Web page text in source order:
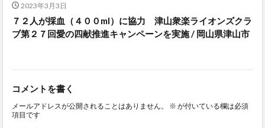
2023年3月3日
７２人が採血（４００ml）に協力 津山衆楽ライオンズクラ
ブ第２７回愛の四献推進キャンペーンを実施 / 岡山県津山市
コメントを書く
メールアドレスが公開されることはありません。 ※ が付いている欄は必須
項目です